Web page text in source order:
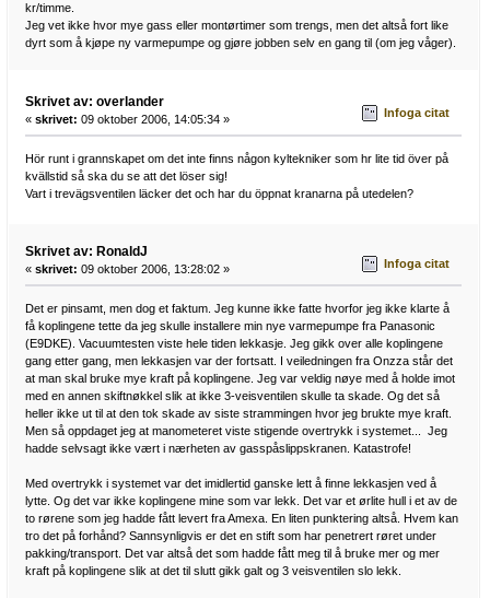
kr/timme.
Jeg vet ikke hvor mye gass eller montørtimer som trengs, men det altså fort like
dyrt som å kjøpe ny varmepumpe og gjøre jobben selv en gang til (om jeg våger).
Skrivet av: overlander
« skrivet: 09 oktober 2006, 14:05:34 » Infoga citat
Hör runt i grannskapet om det inte finns någon kyltekniker som hr lite tid över på
kvällstid så ska du se att det löser sig!
Vart i trevägsventilen läcker det och har du öppnat kranarna på utedelen?
Skrivet av: RonaldJ
« skrivet: 09 oktober 2006, 13:28:02 » Infoga citat
Det er pinsamt, men dog et faktum. Jeg kunne ikke fatte hvorfor jeg ikke klarte å
få koplingene tette da jeg skulle installere min nye varmepumpe fra Panasonic
(E9DKE). Vacuumtesten viste hele tiden lekkasje. Jeg gikk over alle koplingene
gang etter gang, men lekkasjen var der fortsatt. I veiledningen fra Onzza står det
at man skal bruke mye kraft på koplingene. Jeg var veldig nøye med å holde imot
med en annen skiftnøkkel slik at ikke 3-veisventilen skulle ta skade. Og det så
heller ikke ut til at den tok skade av siste strammingen hvor jeg brukte mye kraft.
Men så oppdaget jeg at manometeret viste stigende overtrykk i systemet... Jeg
hadde selvsagt ikke vært i nærheten av gasspåslippskranen. Katastrofe!
Med overtrykk i systemet var det imidlertid ganske lett å finne lekkasjen ved å
lytte. Og det var ikke koplingene mine som var lekk. Det var et ørlite hull i et av de
to rørene som jeg hadde fått levert fra Amexa. En liten punktering altså. Hvem kan
tro det på forhånd? Sannsynligvis er det en stift som har penetrert røret under
pakking/transport. Det var altså det som hadde fått meg til å bruke mer og mer
kraft på koplingene slik at det til slutt gikk galt og 3 veisventilen slo lekk.